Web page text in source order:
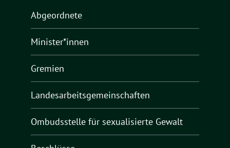
Abgeordnete
Minister*innen
Gremien
Landesarbeitsgemeinschaften
Ombudsstelle für sexualisierte Gewalt